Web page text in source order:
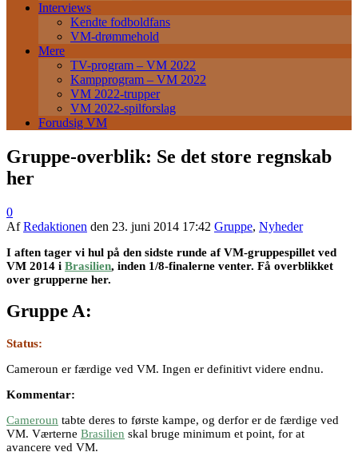
Interviews
Kendte fodboldfans
VM-drømmehold
Mere
TV-program – VM 2022
Kampprogram – VM 2022
VM 2022-trupper
VM 2022-spilforslag
Forudsig VM
Gruppe-overblik: Se det store regnskab
her
0
AfRedaktionen den 23. juni 2014 17:42 Gruppe, Nyheder
I aften tager vi hul på den sidste runde af VM-gruppespillet ved
VM 2014 i Brasilien, inden 1/8-finalerne venter. Få overblikket
over grupperne her.
Gruppe A:
Status:
Cameroun er færdige ved VM. Ingen er definitivt videre endnu.
Kommentar:
Cameroun tabte deres to første kampe, og derfor er de færdige ved
VM. Værterne Brasilien skal bruge minimum et point, for at
avancere ved VM.